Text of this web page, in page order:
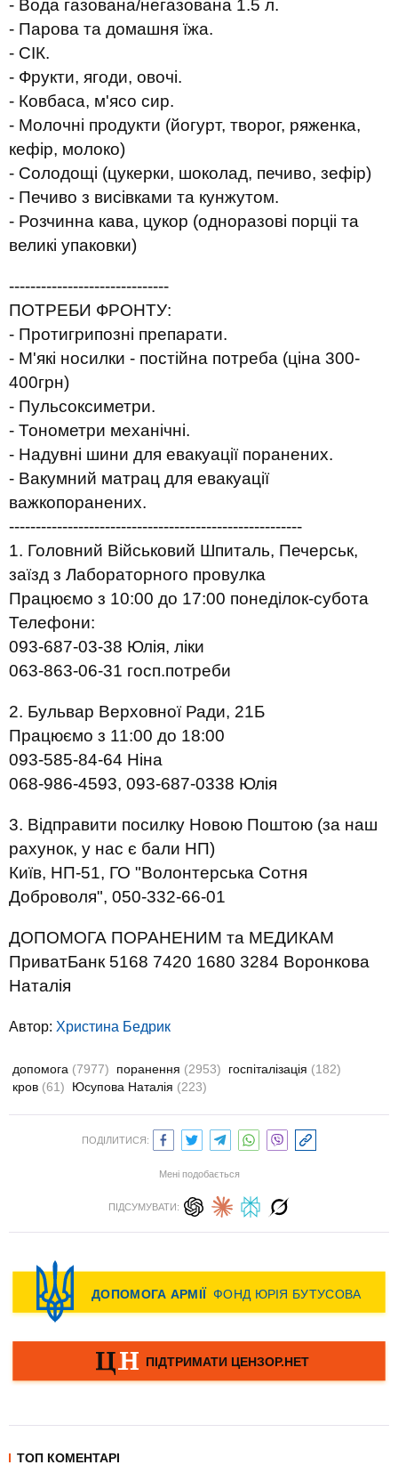
- Вода газована/негазована 1.5 л.
- Парова та домашня їжа.
- СІК.
- Фрукти, ягоди, овочі.
- Ковбаса, м'ясо сир.
- Молочні продукти (йогурт, творог, ряженка,
кефір, молоко)
- Солодощі (цукерки, шоколад, печиво, зефір)
- Печиво з висівками та кунжутом.
- Розчинна кава, цукор (одноразові порціі та
великі упаковки)
------------------------------
ПОТРЕБИ ФРОНТУ:
- Протигрипозні препарати.
- М'які носилки - постійна потреба (ціна 300-
400грн)
- Пульсоксиметри.
- Тонометри механічні.
- Надувні шини для евакуації поранених.
- Вакумний матрац для евакуації
важкопоранених.
-------------------------------------------------------
1. Головний Військовий Шпиталь, Печерськ,
заїзд з Лабораторного провулка
Працюємо з 10:00 до 17:00 понеділок-субота
Телефони:
093-687-03-38 Юлія, ліки
063-863-06-31 госп.потреби
2. Бульвар Верховної Ради, 21Б
Працюємо з 11:00 до 18:00
093-585-84-64 Ніна
068-986-4593, 093-687-0338 Юлія
3. Відправити посилку Новою Поштою (за наш
рахунок, у нас є бали НП)
Київ, НП-51, ГО "Волонтерська Сотня
Доброволя", 050-332-66-01
ДОПОМОГА ПОРАНЕНИМ та МЕДИКАМ
ПриватБанк 5168 7420 1680 3284 Воронкова
Наталія
Автор: Христина Бедрик
допомога (7977) поранення (2953) госпіталізація (182)
кров (61) Юсупова Наталія (223)
ПОДІЛИТИСЯ:
Мені подобається
ПІДСУМУВАТИ:
ТОП КОМЕНТАРІ